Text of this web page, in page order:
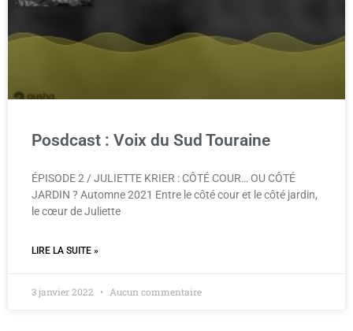
Posdcast : Voix du Sud Touraine
ÉPISODE 2 / JULIETTE KRIER : CÔTÉ COUR… OU CÔTÉ
JARDIN ? Automne 2021 Entre le côté cour et le côté jardin,
le cœur de Juliette
LIRE LA SUITE »
3 janvier 2022 Aucun commentaire